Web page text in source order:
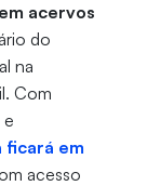
acervos
do
na
Com
e
ficará em
acesso